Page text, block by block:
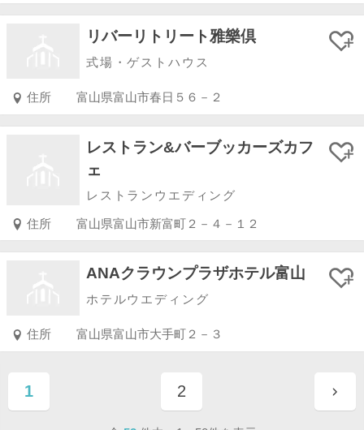
リバーリトリート雅樂倶
式場・ゲストハウス
住所 富山県富山市春日５６－２
レストラン&バーブッカーズカフ
ェ
レストランウエディング
住所 富山県富山市新富町２－４－１２
ANAクラウンプラザホテル富山
ホテルウエディング
住所 富山県富山市大手町２－３
1
ページ目
2
ページ目